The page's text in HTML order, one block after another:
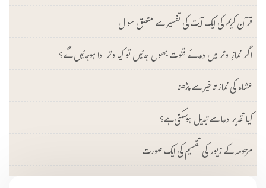
قرآن کریم کی ایک آیت کی تفسیر سے متعلق سوال
اگر نمازِ وتر میں دعائے قنوت بھول جائیں تو کیا وتر ادا ہوجائیں گے؟
عشاء کی نماز تاخیر سے پڑھنا
کیا تقدیر دعا سے تبدیل ہوسکتی ہے؟
مرحومہ کے زیور کی تقسیم کی ایک صورت